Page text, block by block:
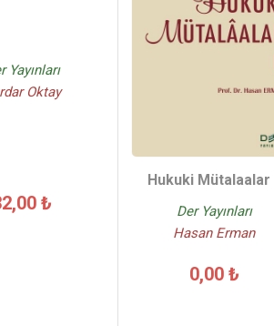
Yayınları
Oktay
₺
Hukuki Mütalaalar II
Der Yayınları
Hasan Erman
0,00 ₺